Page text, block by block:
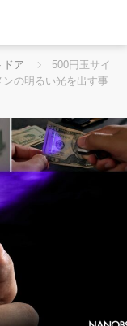
ドア
500円玉サイ
の明るい光を出す事